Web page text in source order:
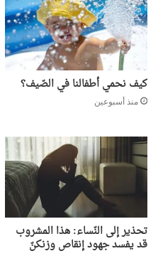
كيف نحمي أطفالنا في الصّيف؟
منذ أسبوعين
تحذير إلى النّساء: هذا المشروب
قد يفسد جهود إنقاص وزنكنّ